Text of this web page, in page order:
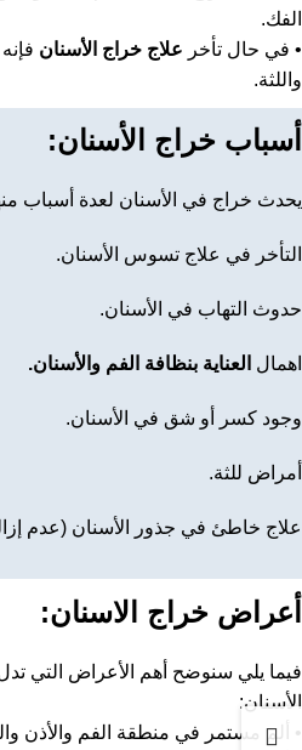
الفك.
• في حال تأخر علاج خراج الأسنان
واللثة.
أسباب خراج الأسنان:
يحدث خراج في الأسنان لعدة أسباب
التأخر في علاج تسوس الأسنان.
حدوث التهاب في الأسنان.
اهمال العناية بنظافة الفم والأسنان.
وجود كسر أو شق في الأسنان.
أمراض للثة.
علاج خاطئ في جذور الأسنان (عدم
أعراض خراج الاسنان:
فيما يلي سنوضح أهم الأعراض التي
الأسنان:
• ألم مستمر في منطقة الفم والأذن